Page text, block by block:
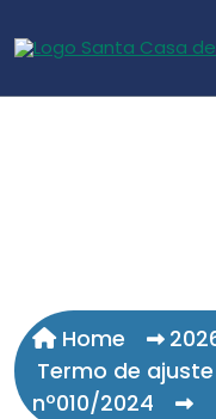
Home
Termo de
nº010/2024